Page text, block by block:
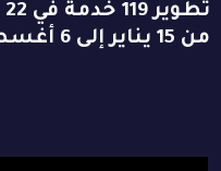
من 15 يناير إلى 6 أغسطس الجاري